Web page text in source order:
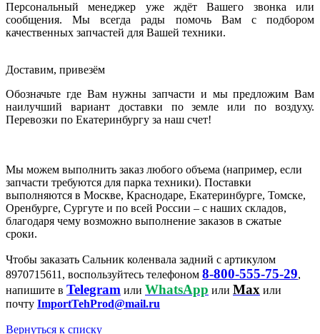
Персональный менеджер уже ждёт Вашего звонка или
сообщения. Мы всегда рады помочь Вам с подбором
качественных запчастей для Вашей техники.
Доставим, привезём
Обозначьте где Вам нужны запчасти и мы предложим Вам
наилучший вариант доставки по земле или по воздуху.
Перевозки по Екатеринбургу за наш счет!
Мы можем выполнить заказ любого объема (например, если
запчасти требуются для парка техники). Поставки
выполняются в Москве, Краснодаре, Екатеринбурге, Томске,
Оренбурге, Сургуте и по всей России – с наших складов,
благодаря чему возможно выполнение заказов в сжатые
сроки.
Чтобы заказать Сальник коленвала задний с артикулом
8970715611, воспользуйтесь телефоном 8-800-555-75-29,
напишите в Telegram или WhatsApp или Max или
почту ImportTehProd@mail.ru
Вернуться к списку